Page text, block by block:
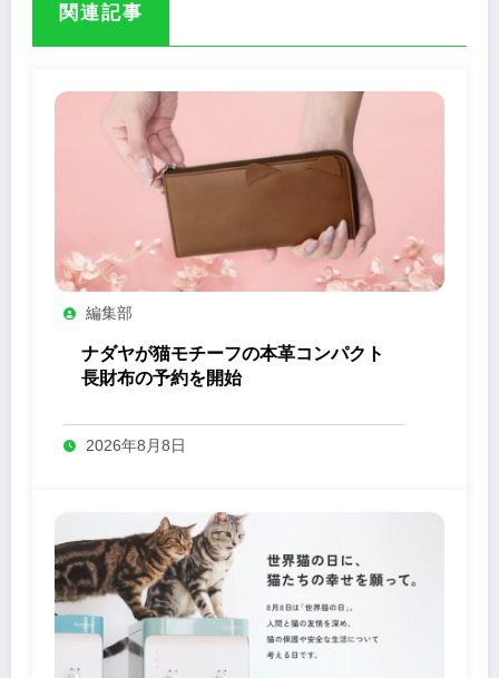
関連記事
編集部
ナダヤが猫モチーフの本革コンパクト
長財布の予約を開始
2026年8月8日